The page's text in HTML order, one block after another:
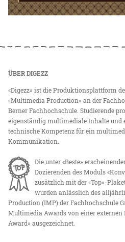
ÜBER DIGEZZ
«Digezz» ist die Produktionsplattform
«Multimedia Production» an der
Berner Fachhochschule. Studierende
eigenständig multimediale Inhalte und
technische Kompetenz für ein
Kommunikation.
Die unter «Beste»
Dozierenden des Moduls
zusätzlich mit der «Top»-
wurden anlässlich des
Production (IMP) der Fachhochschule
Multimedia Awards von einer externen
Award» ausgezeichnet.